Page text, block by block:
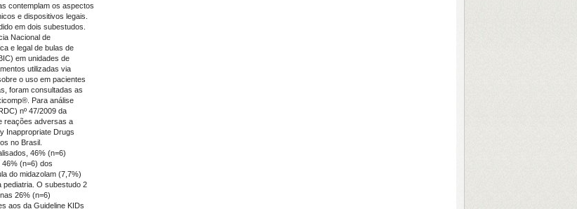
contemplam os aspectos
e dispositivos legais.
em dois subestudos.
Nacional de
e legal de bulas de
em unidades de
utilizadas via
o uso em pacientes
foram consultadas as
Para análise
nº 47/2009 da
reações adversas a
Inappropriate Drugs
no Brasil.
46% (n=6)
(n=6) dos
do midazolam (7,7%)
O subestudo 2
26% (n=6)
aos da Guideline KIDs